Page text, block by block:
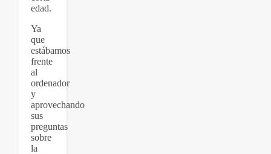
edad.
Ya
que
estábamos
frente
al
ordenador
y
aprovechando
sus
preguntas
sobre
la